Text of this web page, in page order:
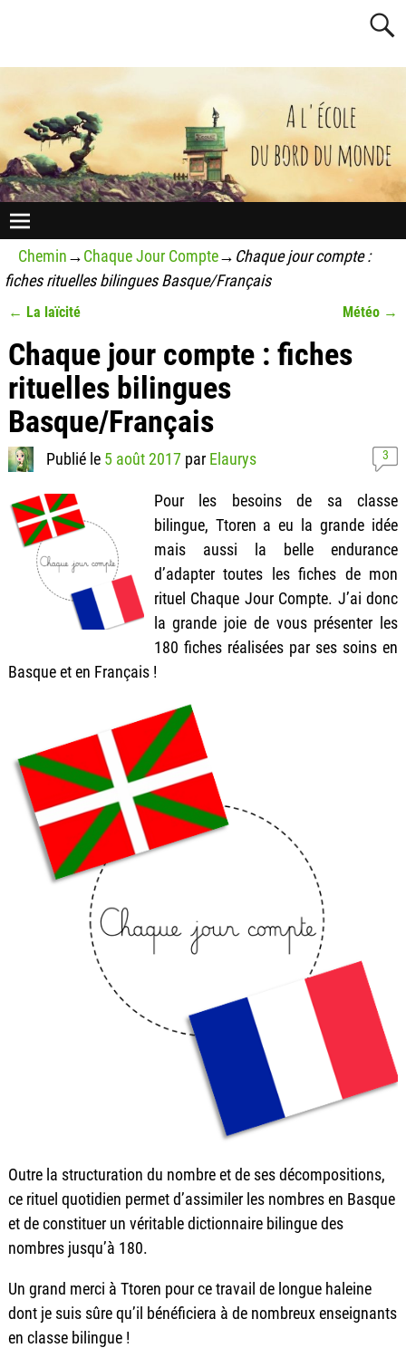
Chemin→Chaque Jour Compte→ Chaque jour compte :
fiches rituelles bilingues Basque/Français
← La laïcité Météo →
Chaque jour compte : fiches
rituelles bilingues
Basque/Français
Publié le 5 août 2017 par Elaurys 3
Pour les besoins de sa classe
bilingue, Ttoren a eu la grande idée
mais aussi la belle endurance
d’adapter toutes les fiches de mon
rituel Chaque Jour Compte. J’ai donc
la grande joie de vous présenter les
180 fiches réalisées par ses soins en
Basque et en Français !
Outre la structuration du nombre et de ses décompositions,
ce rituel quotidien permet d’assimiler les nombres en Basque
et de constituer un véritable dictionnaire bilingue des
nombres jusqu’à 180.
Un grand merci à Ttoren pour ce travail de longue haleine
dont je suis sûre qu’il bénéficiera à de nombreux enseignants
en classe bilingue !